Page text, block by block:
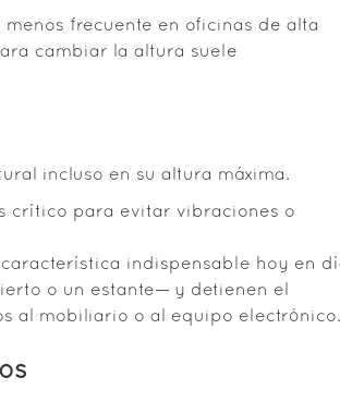
menos frecuente en oficinas de alta
cambiar la altura suele
incluso en su altura máxima.
crítico para evitar vibraciones o
característica indispensable hoy en
o un estante— y detienen el
al mobiliario o al equipo electrónico.